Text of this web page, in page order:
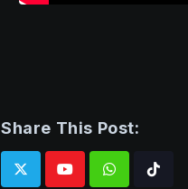
Share This Post:
WhatsappTiktok